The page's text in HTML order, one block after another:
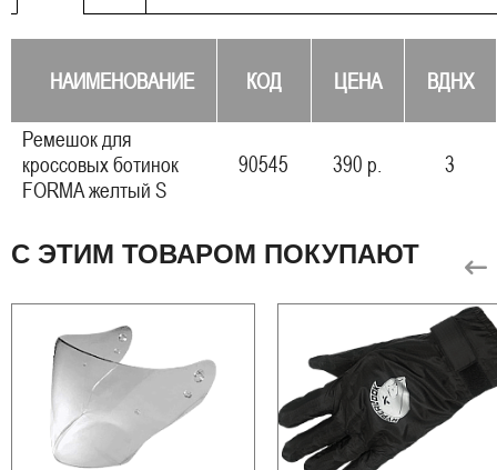
НАИМЕНОВАНИЕ КОД ЦЕНА ВДНХ
Ремешок для
кроссовых ботинок
FORMA желтый S
90545 390 р. 3
С ЭТИМ ТОВАРОМ ПОКУПАЮТ